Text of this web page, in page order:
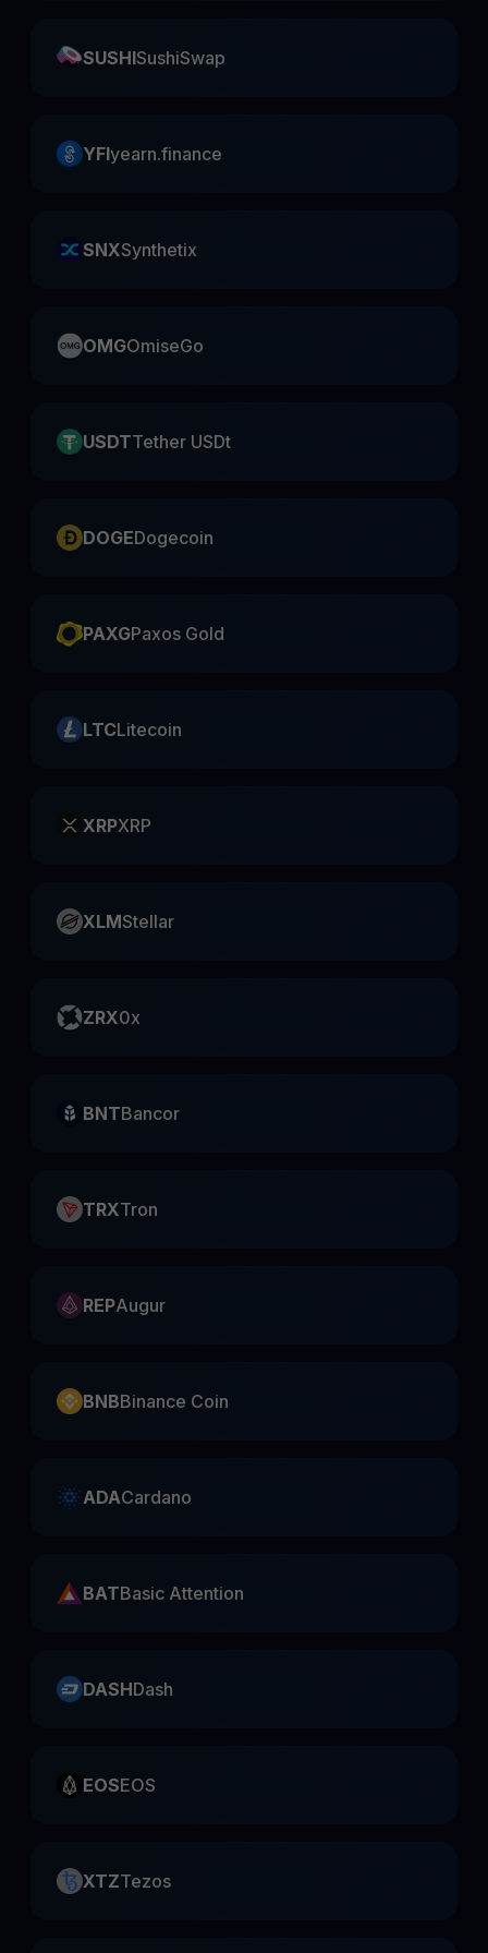
SUSHISushiSwap
YFIyearn.finance
SNXSynthetix
OMGOmiseGo
USDTTether USDt
DOGEDogecoin
PAXGPaxos Gold
LTCLitecoin
XRPXRP
XLMStellar
ZRX0x
BNTBancor
TRXTron
REPAugur
BNBBinance Coin
ADACardano
BATBasic Attention
DASHDash
EOSEOS
XTZTezos